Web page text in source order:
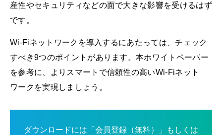
産性やセキュリティなどの面で大きな影響を受けるはず
です。
Wi-Fiネットワークを導入するにあたっては、チェック
すべき9つのポイントがあります。本ホワイトペーパー
を参考に、よりスマートで信頼性の高いWi-Fiネット
ワークを実現しましょう。
ダウンロードには「会員登録（無料）」もしくは